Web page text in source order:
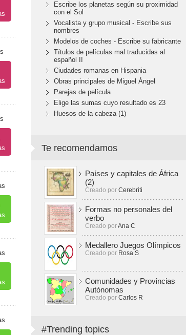
Escribe los planetas según su proximidad
con el Sol
Vocalista y grupo musical - Escribe sus
nombres
Modelos de coches - Escribe su fabricante
Títulos de películas mal traducidas al
español II
Ciudades romanas en Hispania
Obras principales de Miguel Ángel
Parejas de película
Elige las sumas cuyo resultado es 23
Huesos de la cabeza (1)
Te recomendamos
Países y capitales de África
(2)
Creado por Cerebriti
Formas no personales del
verbo
Creado porAna C
Medallero Juegos Olímpicos
Creado por Rosa S
Comunidades y Provincias
Autónomas
Creado por Carlos R
#Trending topics